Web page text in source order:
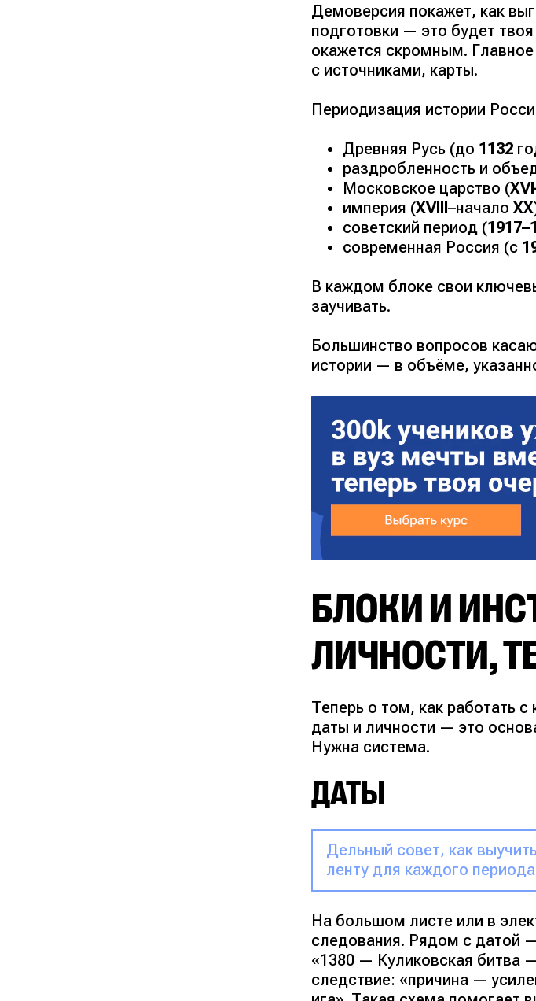
Демоверсия покажет, как
подготовки — это будет
окажется скромным. Главное
с источниками, карты.
Периодизация истории
Древняя Русь (до 1132
раздробленность и
Московское царство (
империя (XVIII–началоXX
советский период (
современная Россия (с
В каждом блоке свои
заучивать.
Большинство вопросов
истории — в объёме,
БЛОКИ И
ЛИЧНОСТИ,
Теперь о том, как работать
даты и личности — это
Нужна система.
ДАТЫ
Дельный совет, как
ленту для каждого
На большом листе или в
следования. Рядом с датой
«1380 — Куликовская
следствие: «причина —